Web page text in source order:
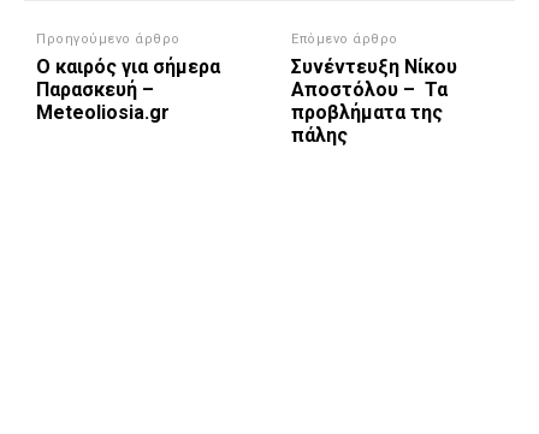
Προηγούμενο άρθρο
Ο καιρός για σήμερα
Παρασκευή –
Meteoliosia.gr
Επόμενο άρθρο
Συνέντευξη Νίκου
Aποστόλου – Τα
προβλήματα της
πάλης